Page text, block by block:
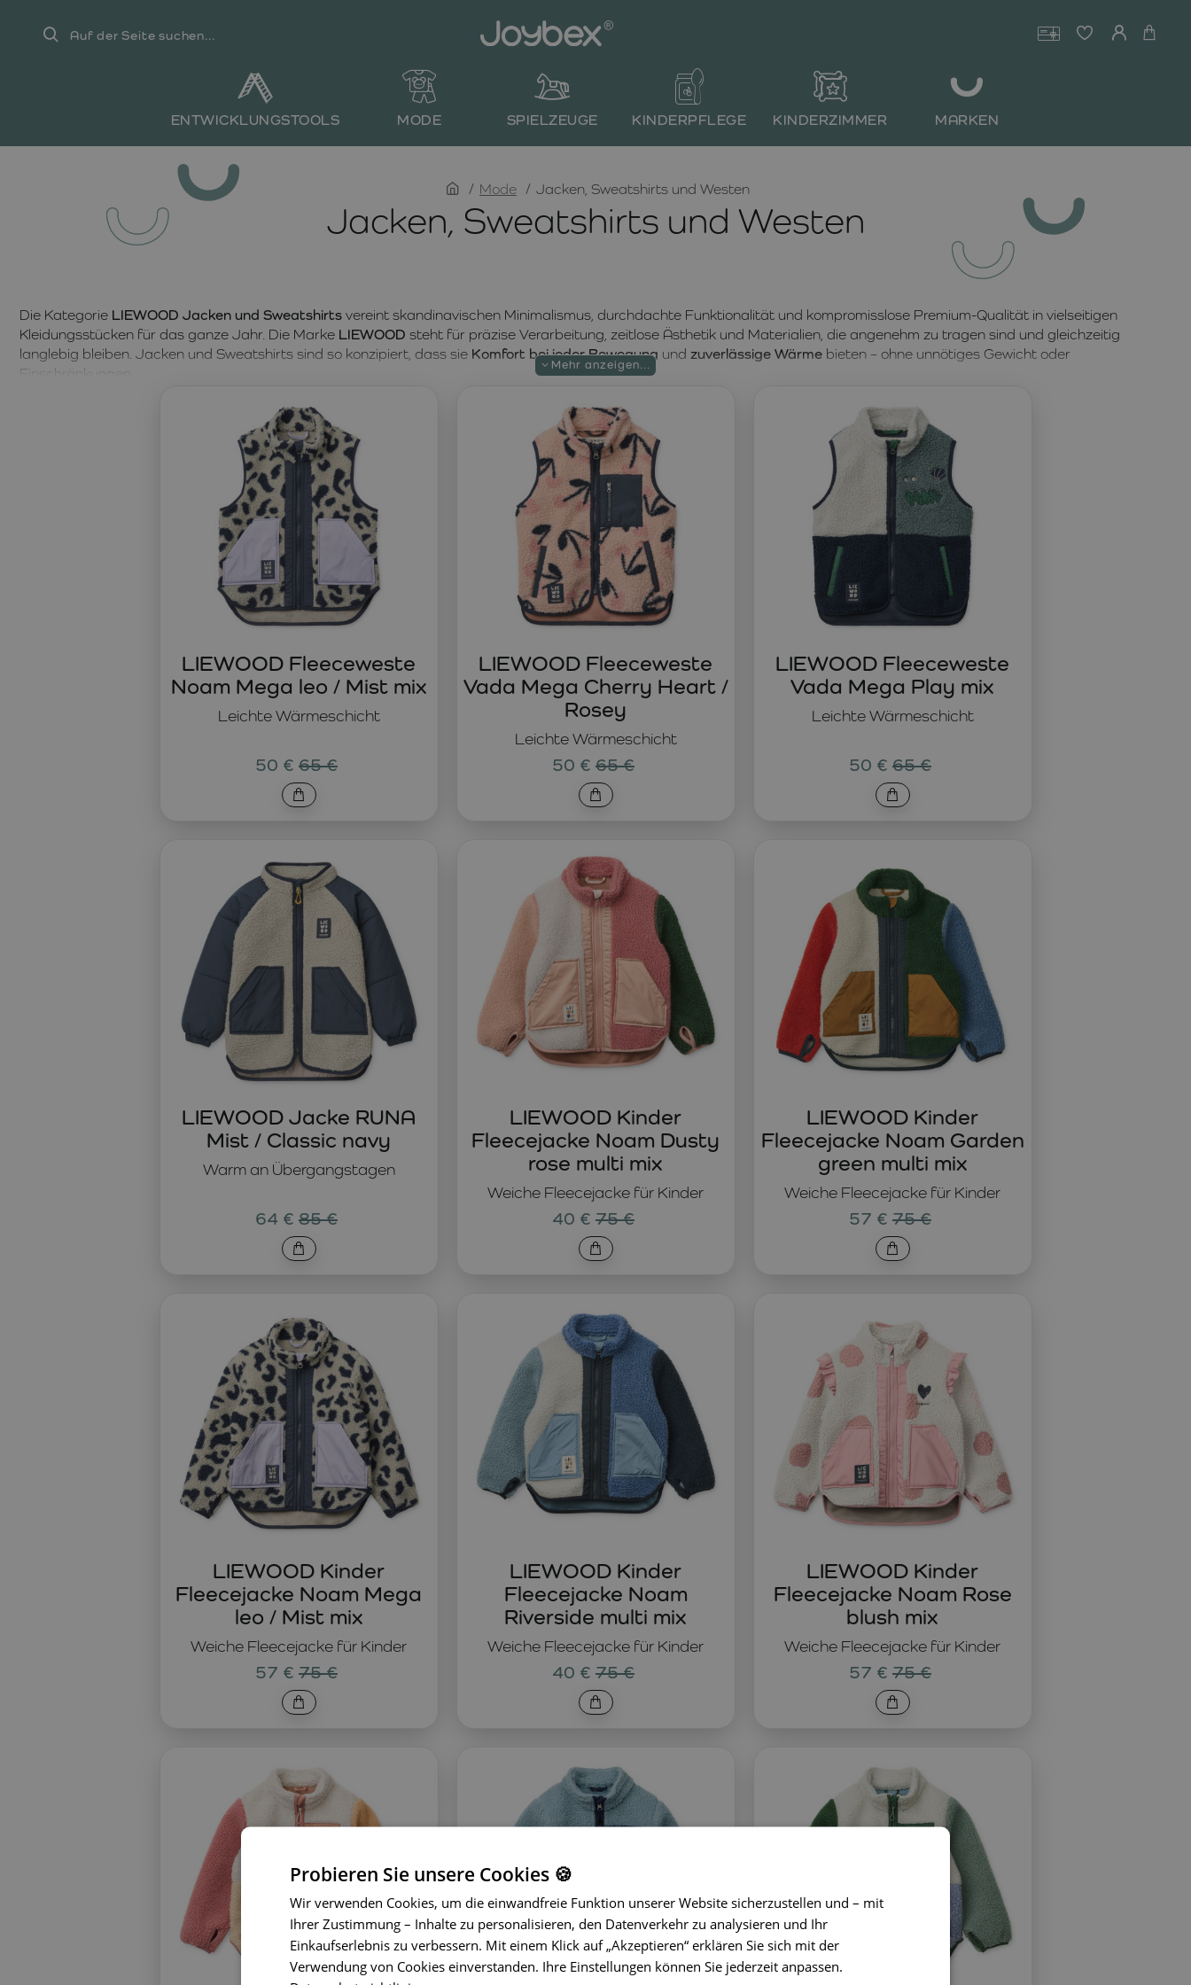
Auf
ENTWICKLUNGSTOOLS MODE SPIELZEUGE KINDERPFLEGE KINDERZIMMER MARKEN
Jacken, Sweatshirts und Westen
homeMode Jacken, Sweatshirts und Westen
Die Kategorie LIEWOOD Jacken und Sweatshirts vereint skandinavischen Minimalismus, durchdachte Funktionalität und kompromisslose Premium-Qualität in vielseitigen
Kleidungsstücken für das ganze Jahr. Die Marke LIEWOOD steht für präzise Verarbeitung, zeitlose Ästhetik und Materialien, die angenehm zu tragen sind und gleichzeitig
langlebig bleiben. Jacken und Sweatshirts sind so konzipiert, dass sie Komfort bei jeder Bewegung und zuverlässige Wärme bieten – ohne unnötiges Gewicht oder
Einschränkungen.
sie als praktische Zwischenschicht unter einer Jacke, in der Übergangszeit auch als eigenständiges Kleidungsstück für Spielplatz oder Spaziergänge.
ergänzen die Garderobe um funktionalen Schutz vor Wind und Kälte und sind perfekt für den Weg in den Kindergarten, Ausflüge oder den täglichen Gebrauch.
Premium Jacken und Sweatshirts von LIEWOOD
richten sich an Familien, die keine Kompromisse zwischen Qualität, Design und unkomplizierter Nutzung eingehen möchten. Sie
sind eine bewusste Investition in langlebige Stücke, die ihre Form, ihren Komfort und ihre Optik auch nach häufigem Tragen und Waschen behalten. Das zeitlose Design lässt sich
mühelos mit weiteren Artikeln aus der LIEWOOD Kollektion kombinieren und schafft eine harmonische, stilvolle Garderobe für jede Jahreszeit.
Leichte Wärmeschicht
LIEWOOD Fleeceweste
Noam Mega leo / Mist mix
50 € 65 €
Leichte Wärmeschicht
LIEWOOD Fleeceweste
Vada Mega Cherry Heart /
Rosey
50 € 65 €
Leichte Wärmeschicht
LIEWOOD Fleeceweste
Vada Mega Play mix
50 € 65 €
Warm an Übergangstagen
LIEWOOD Jacke RUNA
Mist / Classic navy
64 € 85 €
Weiche Fleecejacke für Kinder
LIEWOOD Kinder
Fleecejacke Noam Dusty
rose multi mix
40 € 75 €
Weiche Fleecejacke für Kinder
LIEWOOD Kinder
Fleecejacke Noam Garden
green multi mix
57 € 75 €
Weiche Fleecejacke für Kinder
LIEWOOD Kinder
Fleecejacke Noam Mega
leo / Mist mix
57 € 75 €
Weiche Fleecejacke für Kinder
LIEWOOD Kinder
Fleecejacke Noam
Riverside multi mix
40 € 75 €
Weiche Fleecejacke für Kinder
LIEWOOD Kinder
Fleecejacke Noam Rose
blush mix
57 € 75 €
Probieren Sie unsere Cookies 🍪
Wir verwenden Cookies, um die einwandfreie Funktion unserer Website sicherzustellen und – mit
Ihrer Zustimmung – Inhalte zu personalisieren, den Datenverkehr zu analysieren und Ihr
Einkaufserlebnis zu verbessern. Mit einem Klick auf „Akzeptieren“ erklären Sie sich mit der
Verwendung von Cookies einverstanden. Ihre Einstellungen können Sie jederzeit anpassen.